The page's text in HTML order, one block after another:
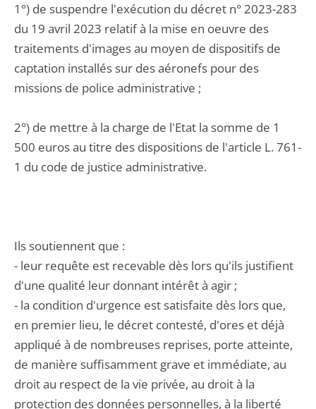
1°) de suspendre l'exécution du décret n° 2023-283
du 19 avril 2023 relatif à la mise en oeuvre des
traitements d'images au moyen de dispositifs de
captation installés sur des aéronefs pour des
missions de police administrative ;
2°) de mettre à la charge de l'Etat la somme de 1
500 euros au titre des dispositions de l'article L. 761-
1 du code de justice administrative.
Ils soutiennent que :
- leur requête est recevable dès lors qu'ils justifient
d'une qualité leur donnant intérêt à agir ;
- la condition d'urgence est satisfaite dès lors que,
en premier lieu, le décret contesté, d'ores et déjà
appliqué à de nombreuses reprises, porte atteinte,
de manière suffisamment grave et immédiate, au
droit au respect de la vie privée, au droit à la
protection des données personnelles, à la liberté